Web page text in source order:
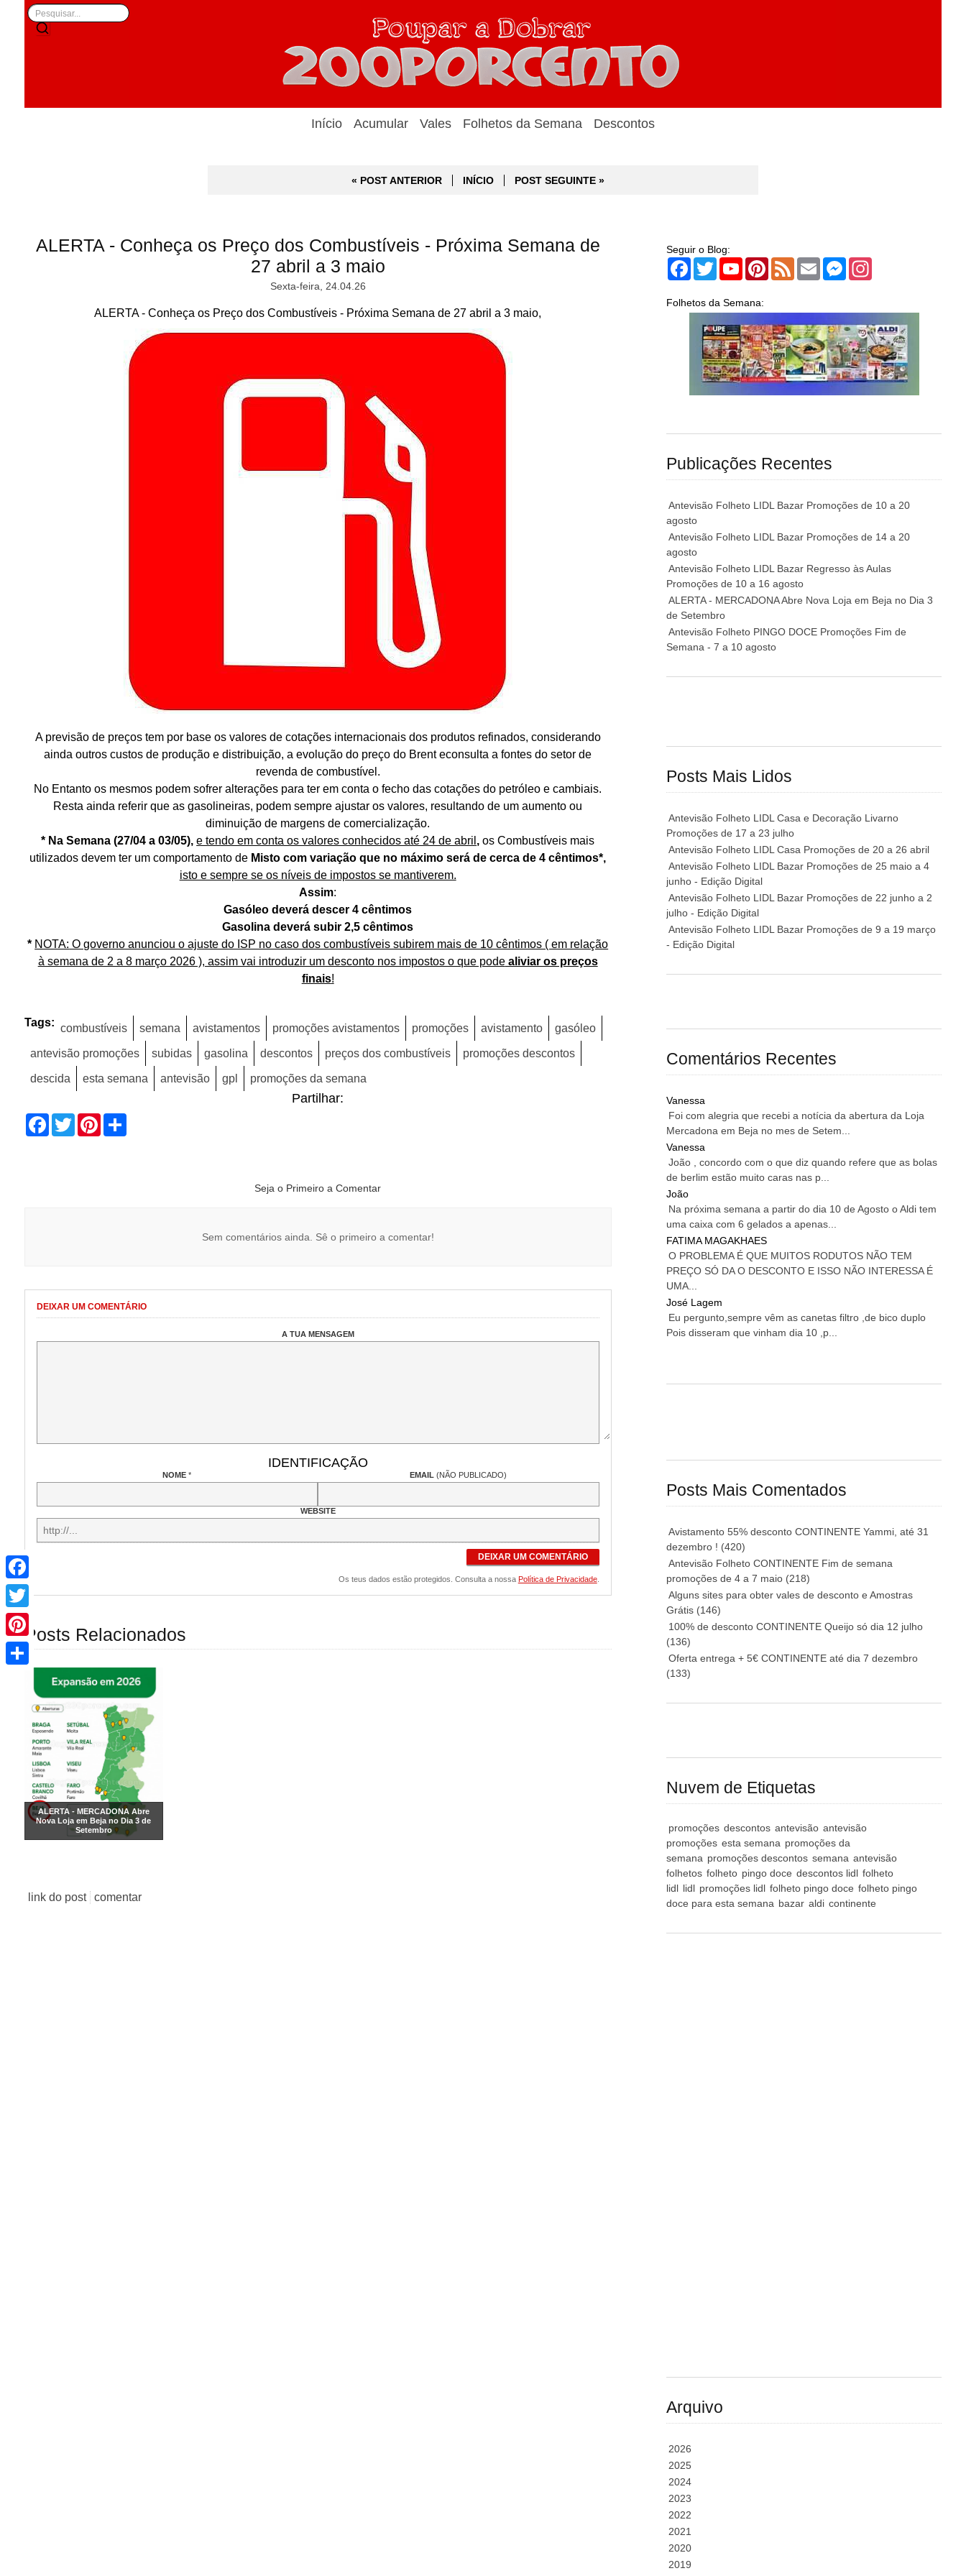
Início Acumular Vales Folhetos da Semana Descontos
« POST ANTERIOR INÍCIO POST SEGUINTE »
ALERTA - Conheça os Preço dos Combustíveis - Próxima Semana de
27 abril a 3 maio
Sexta-feira, 24.04.26
ALERTA - Conheça os Preço dos Combustíveis - Próxima Semana de 27 abril a 3 maio,
A previsão de preços tem por base os valores de cotações internacionais dos produtos refinados, considerando
ainda outros custos de produção e distribuição, a evolução do preço do Brent econsulta a fontes do setor de
revenda de combustível.
No Entanto os mesmos podem sofrer alterações para ter em conta o fecho das cotações do petróleo e cambiais.
Resta ainda referir que as gasolineiras, podem sempre ajustar os valores, resultando de um aumento ou
diminuição de margens de comercialização.
* Na Semana (27/04 a 03/05),e tendo em conta os valores conhecidos até 24 de abril os Combustíveis mais
utilizados devem ter um comportamento de Misto com variação que no máximo será de cerca de 4 cêntimos*,
isto e sempre se os níveis de impostos se mantiverem.
Assim:
Gasóleo deverá descer 4 cêntimos
Gasolina deverá subir 2,5 cêntimos
* NOTA: O governo anunciou o ajuste do ISP no caso dos combustíveis subirem mais de 10 cêntimos ( em relação
à semana de 2 a 8 março 2026 ), assim vai introduzir um desconto nos impostos o que podealiviar os preços
finais!
Tags: combustíveis semana avistamentos promoções avistamentos promoções avistamento
gasóleo
antevisão promoções
subidas gasolina descontos preços dos combustíveis
promoções descontos
descida
esta semana antevisão gpl promoções da semana
Partilhar:
Facebook
TwitterPinterest
Share
Seja o Primeiro a Comentar
Sem comentários ainda. Sê o primeiro a comentar!
DEIXAR UM COMENTÁRIO
A TUA MENSAGEM
IDENTIFICAÇÃO
NOME* EMAIL(NÃO PUBLICADO)
WEBSITE
DEIXAR UM COMENTÁRIO
Os teus dados estão protegidos. Consulta a nossa Política de Privacidade.
Posts Relacionados
ALERTA - MERCADONA Abre
Nova Loja em Beja no Dia 3 de
Setembro
link do post comentar
Seguir o Blog:
Facebook
TwitterYouTubePinterest
Feed Email Messenger
Folhetos da Semana:
Publicações Recentes
Antevisão Folheto LIDL Bazar Promoções de 10 a 20
agosto
Antevisão Folheto LIDL Bazar Promoções de 14 a 20
agosto
Antevisão Folheto LIDL Bazar Regresso às Aulas
Promoções de 10 a 16 agosto
ALERTA - MERCADONA Abre Nova Loja em Beja no Dia 3
de Setembro
Antevisão Folheto PINGO DOCE Promoções Fim de
Semana - 7 a 10 agosto
Posts Mais Lidos
Antevisão Folheto LIDL Casa e Decoração Livarno
Promoções de 17 a 23 julho
Antevisão Folheto LIDL Casa Promoções de 20 a 26 abril
Antevisão Folheto LIDL Bazar Promoções de 25 maio a 4
junho - Edição Digital
Antevisão Folheto LIDL Bazar Promoções de 22 junho a 2
julho - Edição Digital
Antevisão Folheto LIDL Bazar Promoções de 9 a 19 março
- Edição Digital
Comentários Recentes
Vanessa
Foi com alegria que recebi a notícia da abertura da Loja
Mercadona em Beja no mes de Setem...
Vanessa
João , concordo com o que diz quando refere que as bolas
de berlim estão muito caras nas p...
João
Na próxima semana a partir do dia 10 de Agosto o Aldi tem
uma caixa com 6 gelados a apenas...
FATIMA MAGAKHAES
O PROBLEMA É QUE MUITOS RODUTOS NÃO TEM
PREÇO SÓ DA O DESCONTO E ISSO NÃO INTERESSA É
UMA...
José Lagem
Eu pergunto,sempre vêm as canetas filtro ,de bico duplo
Pois disseram que vinham dia 10 ,p...
Posts Mais Comentados
Avistamento 55% desconto CONTINENTE Yammi, até 31
dezembro ! (420)
Antevisão Folheto CONTINENTE Fim de semana
promoções de 4 a 7 maio (218)
Alguns sites para obter vales de desconto e Amostras
Grátis (146)
100% de desconto CONTINENTE Queijo só dia 12 julho
(136)
Oferta entrega + 5€ CONTINENTE até dia 7 dezembro
(133)
Nuvem de Etiquetas
promoções descontos antevisão antevisão
promoções esta semana promoções da
semana promoções descontos semana antevisão
folhetos folheto pingo doce descontos lidl folheto
lidl lidl promoções lidl folheto pingo doce folheto pingo
doce para esta semana bazar aldi continente
Arquivo
2026
2025
2024
2023
2022
2021
2020
2019